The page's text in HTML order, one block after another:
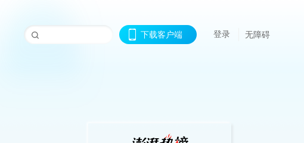
下载客户端 登录 无障碍